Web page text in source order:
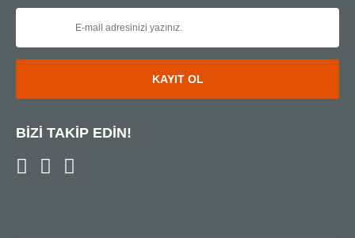
KAYIT OL
BİZİ TAKİP EDİN!